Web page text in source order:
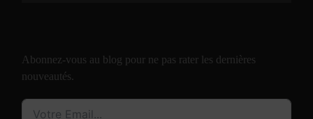
Abonnez-vous au blog pour ne pas rater les dernières
nouveautés.